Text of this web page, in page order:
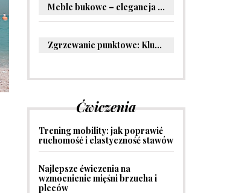
Meble bukowe – elegancja i trwałość w Twoim wnętrzu
Zgrzewanie punktowe: Kluczowe informacje i zastosowania w przemyśle
Ćwiczenia
Trening mobility: jak poprawić
ruchomość i elastyczność stawów
Najlepsze ćwiczenia na
wzmocnienie mięśni brzucha i
pleców